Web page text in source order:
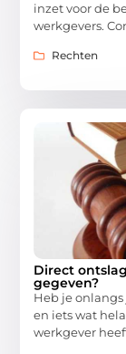
inzet voor de
werkgevers.
Rechten
Direct
gegeven?
Heb je
en iets wat
werkgever